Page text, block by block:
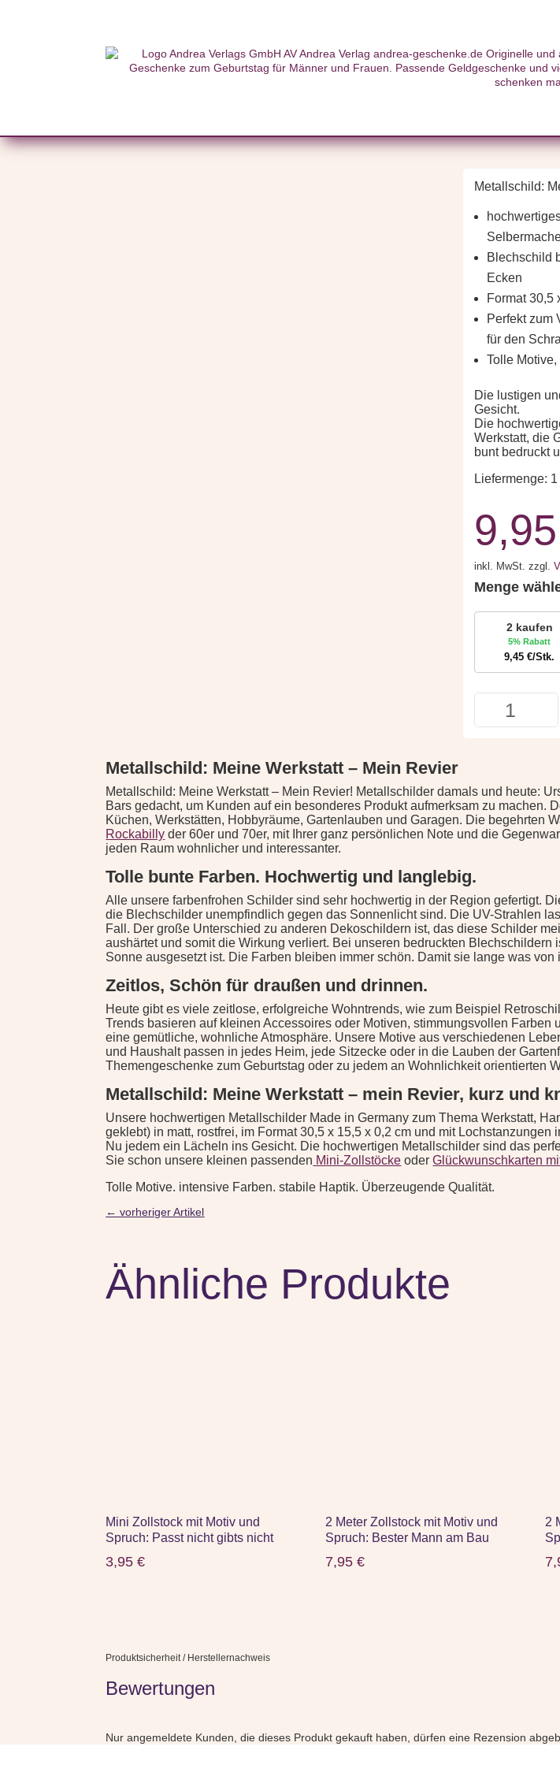
Start Themenwelten/ Metallschilder/ Metallschild: Meine Werkstatt – Mein Revier
Metallschild: Meine
Metallschild:
Blechschild
Ecken
Format 30,5
Perfekt zum
für den
Tolle
Die lustigen
Gesicht.
Die
Werkstatt, die
bunt bedruckt
Liefermenge:
9,95
inkl. MwSt. zzgl.
Menge
2 kaufen
5% Rabatt
9,45€/Stk.
Metallschild:
Meine
Werkstatt
Menge
Metallschild: Meine Werkstatt – Mein Revier
Metallschild: Meine Werkstatt – Mein Revier! Metallschilder damals und heute:
Bars gedacht, um Kunden auf ein besonderes Produkt aufmerksam zu machen.
Küchen, Werkstätten, Hobbyräume, Gartenlauben und Garagen. Die begehrten
Rockabilly der 60er und 70er, mit Ihrer ganz persönlichen Note und die
jeden Raum wohnlicher und interessanter.
Tolle bunte Farben. Hochwertig und langlebig.
Alle unsere farbenfrohen Schilder sind sehr hochwertig in der Region gefertigt.
die Blechschilder unempfindlich gegen das Sonnenlicht sind. Die UV-Strahlen
Fall. Der große Unterschied zu anderen Dekoschildern ist, das diese Schilder
aushärtet und somit die Wirkung verliert. Bei unseren bedruckten
Sonne ausgesetzt ist. Die Farben bleiben immer schön. Damit sie lange was
Zeitlos, Schön für draußen und drinnen.
Heute gibt es viele zeitlose, erfolgreiche Wohntrends, wie zum Beispiel
Trends basieren auf kleinen Accessoires oder Motiven, stimmungsvollen
eine gemütliche, wohnliche Atmosphäre. Unsere Motive aus verschiedenen
und Haushalt passen in jedes Heim, jede Sitzecke oder in die Lauben der
Themengeschenke zum Geburtstag oder zu jedem an Wohnlichkeit orientierten
Metallschild: Meine Werkstatt – mein Revier, kurz und
Unsere hochwertigen Metallschilder Made in Germany zum Thema Werkstatt,
geklebt) in matt, rostfrei, im Format 30,5 x 15,5 x 0,2 cm und mit
Nu jedem ein Lächeln ins Gesicht. Die hochwertigen Metallschilder sind das
Sie schon unsere kleinen passenden Mini-Zollstöcke oderGlückwunschkarten
Tolle Motive. intensive Farben. stabile Haptik. Überzeugende Qualität.
←vorheriger Artikel
Ähnliche Produkte
Mini Zollstock mit Motiv und
Spruch: Passt nicht gibts nicht
3,95€
2 Meter Zollstock mit Motiv und
Spruch: Bester Mann am Bau
7,95€
2
Produktsicherheit / Herstellernachweis
Bewertungen
Nur angemeldete Kunden, die dieses Produkt gekauft haben, dürfen eine Rezension